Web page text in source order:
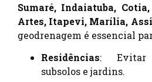
Sumaré, Indaiatuba,
Artes, Itapevi, Marília,
geodrenagem é essencial
Residências: Evitar
subsolos e jardins.